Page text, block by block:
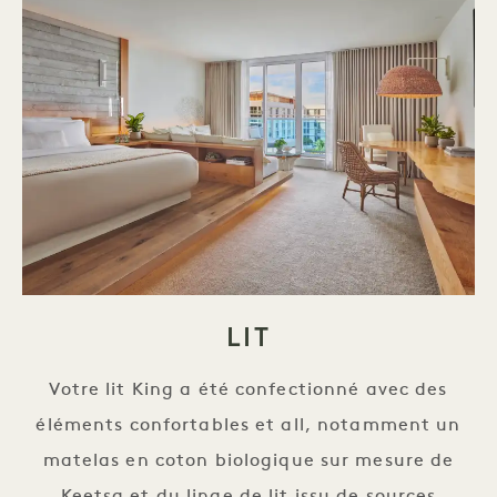
LIT
Votre lit King a été confectionné avec des
éléments confortables et all, notamment un
matelas en coton biologique sur mesure de